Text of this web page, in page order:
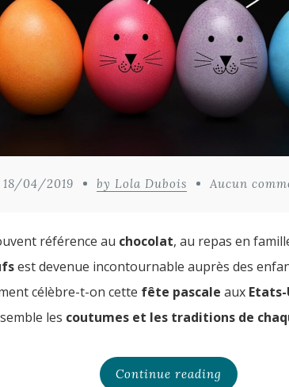
18/04/2019 by Lola Dubois Aucun
référence au chocolat, au repas en
est devenue incontournable auprès des
célèbre-t-on cette fête pascale aux
les coutumes et les traditions de
Continue reading